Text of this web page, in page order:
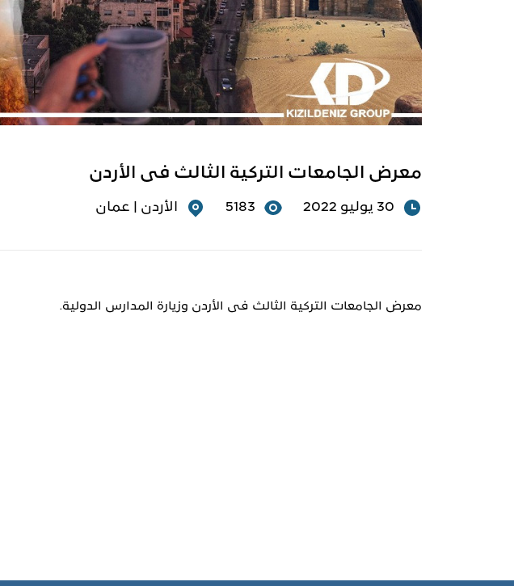
معرض الجامعات التركية الثالث فى الأردن
30 يوليو 2022 5183 الأردن | عمان
معرض الجامعات التركية الثالث فى الأردن وزيارة المدارس الدولية.